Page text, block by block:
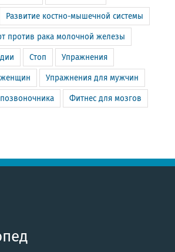
Развитие костно-мышечной системы
против рака молочной железы
Стоп Упражнения
Упражнения для мужчин
Фитнес для мозгов